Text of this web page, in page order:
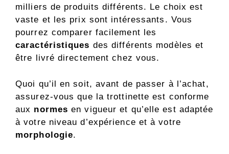
milliers de produits différents. Le choix est
vaste et les prix sont intéressants. Vous
pourrez comparer facilement les
caractéristiques des différents modèles et
être livré directement chez vous.
Quoi qu’il en soit, avant de passer à l’achat,
assurez-vous que la trottinette est conforme
aux normes en vigueur et qu’elle est adaptée
à votre niveau d’expérience et à votre
morphologie.